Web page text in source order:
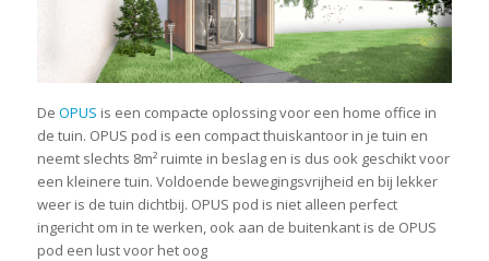
De OPUS is een compacte oplossing voor een home office in
de tuin. OPUS pod is een compact thuiskantoor in je tuin en
neemt slechts 8m² ruimte in beslag en is dus ook geschikt voor
een kleinere tuin. Voldoende bewegingsvrijheid en bij lekker
weer is de tuin dichtbij. OPUS pod is niet alleen perfect
ingericht om in te werken, ook aan de buitenkant is de OPUS
pod een lust voor het oog